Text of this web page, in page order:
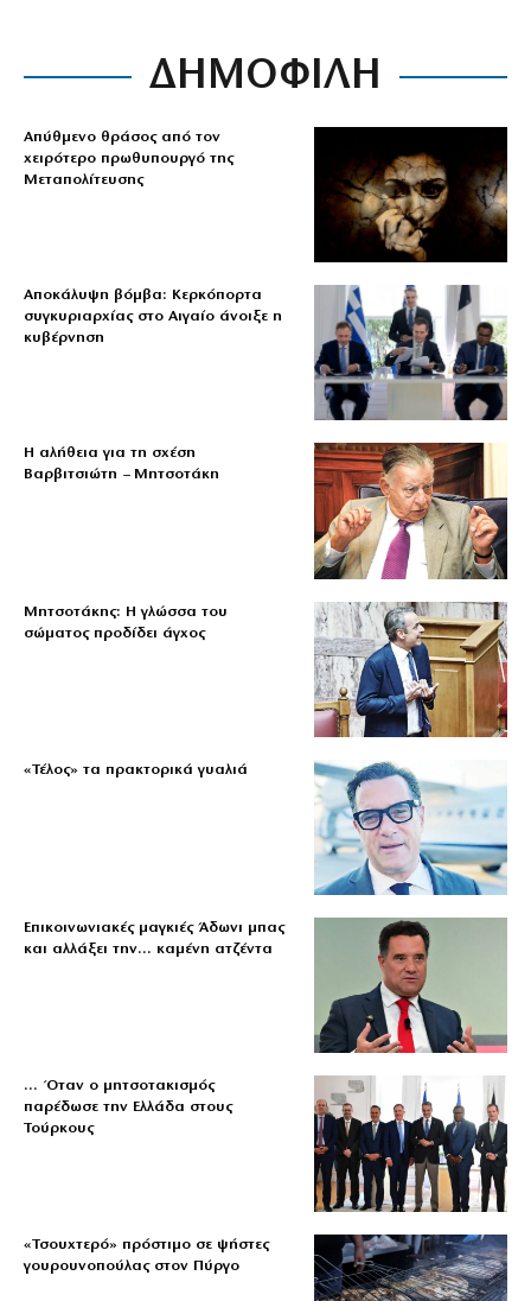
ΔΗΜΟΦΙΛΗ
Απύθμενο θράσος από τον
χειρότερο πρωθυπουργό της
Μεταπολίτευσης
Αποκάλυψη βόμβα: Κερκόπορτα
συγκυριαρχίας στο Αιγαίο άνοιξε η
κυβέρνηση
Η αλήθεια για τη σχέση
Βαρβιτσιώτη – Μητσοτάκη
Μητσοτάκης: Η γλώσσα του
σώματος προδίδει άγχος
«Τέλος» τα πρακτορικά γυαλιά
Επικοινωνιακές μαγκιές Άδωνι μπας
και αλλάξει την… καμένη ατζέντα
… Όταν ο μητσοτακισμός
παρέδωσε την Ελλάδα στους
Τούρκους
«Τσουχτερό» πρόστιμο σε ψήστες
γουρουνοπούλας στον Πύργο